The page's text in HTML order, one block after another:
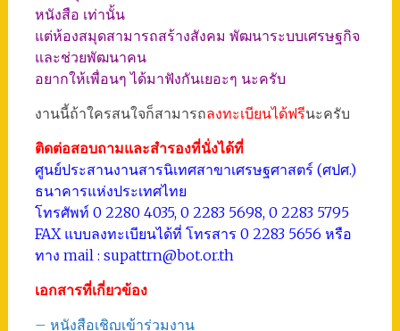
หนังสือ เท่านั้น
แต่ห้องสมุดสามารถสร้างสังคม พัฒนาระบบเศรษฐกิจ
และช่วยพัฒนาคน
อยากให้เพื่อนๆ ได้มาฟังกันเยอะๆ นะครับ
งานนี้ถ้าใครสนใจก็สามารถลงทะเบียนได้ฟรีนะครับ
ติดต่อสอบถามและสำรองที่นั่งได้ที่
ศูนย์ประสานงานสารนิเทศสาขาเศรษฐศาสตร์ (ศปศ.)
ธนาคารแห่งประเทศไทย
โทรศัพท์ 0 2280 4035, 0 2283 5698, 0 2283 5795
FAX แบบลงทะเบียนได้ที่ โทรสาร 0 2283 5656 หรือ
ทาง mail : supattrn@bot.or.th
เอกสารที่เกี่ยวข้อง
– หนังสือเชิญเข้าร่วมงาน